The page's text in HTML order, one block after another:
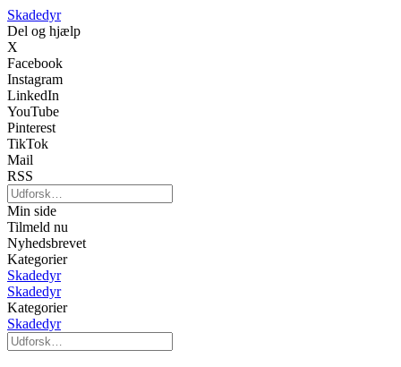
Skadedyr
Del og hjælp
X
Facebook
Instagram
LinkedIn
YouTube
Pinterest
TikTok
Mail
RSS
Min side
Tilmeld nu
Nyhedsbrevet
Kategorier
Skadedyr
Skadedyr
Kategorier
Skadedyr